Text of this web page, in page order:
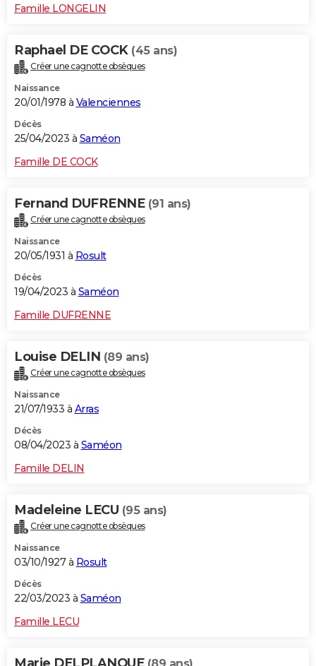
Famille LONGELIN
Raphael DE COCK (45 ans)
Créer une cagnotte obsèques
Naissance
20/01/1978 à Valenciennes
Décès
25/04/2023 à Saméon
Famille DE COCK
Fernand DUFRENNE (91 ans)
Créer une cagnotte obsèques
Naissance
20/05/1931 à Rosult
Décès
19/04/2023 à Saméon
Famille DUFRENNE
Louise DELIN (89 ans)
Créer une cagnotte obsèques
Naissance
21/07/1933 à Arras
Décès
08/04/2023 à Saméon
Famille DELIN
Madeleine LECU (95 ans)
Créer une cagnotte obsèques
Naissance
03/10/1927 à Rosult
Décès
22/03/2023 à Saméon
Famille LECU